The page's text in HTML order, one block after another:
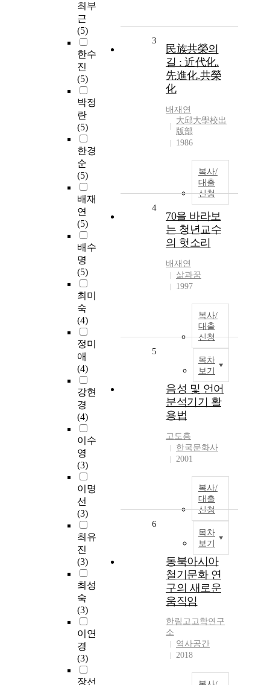
최부
근
(5)
한수
진
(5)
박정
란
(5)
한경
순
(5)
배재
연
(5)
배수
명
(5)
최미
숙
(4)
정미
애
(4)
강현
경
(4)
이수
영
(3)
이명
선
(3)
최유
진
(3)
최성
숙
(3)
이연
경
(3)
장선
3
民族共榮의
길 : 近代化.
先進化.共榮
化
배재연
大邱大學校出
版部
1986
복사/
대출
신청
4
70을 바라보
는 청년교수
의 헛소리
배재연
삶과꿈
1997
복사/
대출
신청
목차
보기
5
음성 및 언어
분석기기 활
용법
고도흥
한국문화사
2001
복사/
대출
신청
목차
보기
6
동북아시아
철기문화 연
구의 새로운
움직임
한림고고학연구
소
역사공간
2018